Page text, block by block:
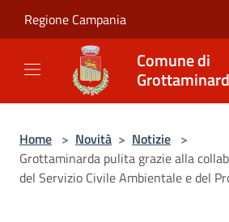
Regione Campania
Comune di
Home > Novità > Notizie >
Grottaminarda pulita grazie alla
del Servizio Civile Ambientale e del